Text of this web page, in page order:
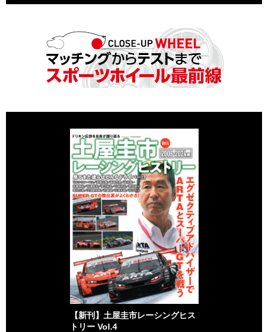
【新刊】土屋圭市レーシングヒス
トリー Vol.4